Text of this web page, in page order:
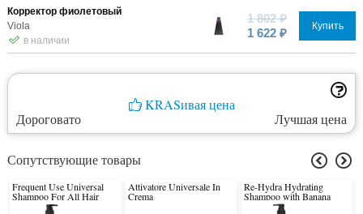
Корректор фиолетовый
Viola
в наличии
1 802 ₽
1 622 ₽
Купить
KRASивая цена
Дороговато
Лучшая цена
Сопутствующие товары
Frequent Use Universal
Shampoo For All Hair
Attivatore Universale In
Crema
Re-Hydra Hydrating
Shampoo with Banana
Flower and Giant Kelp